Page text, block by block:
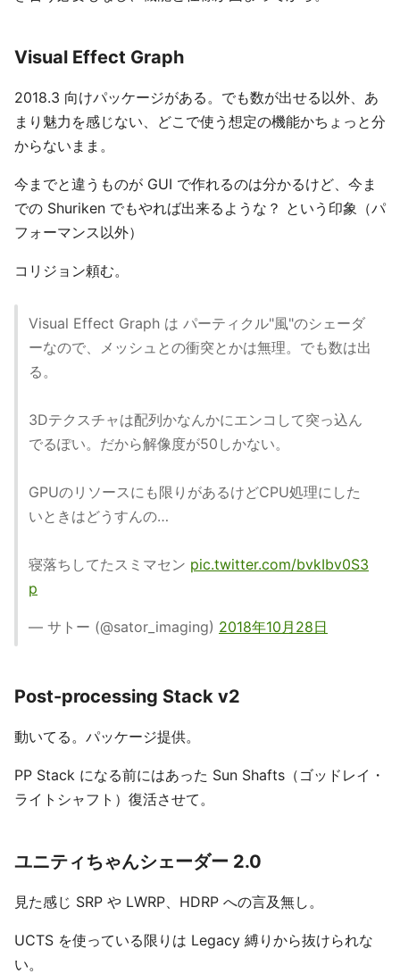
Visual Effect Graph
2018.3 向けパッケージがある。でも数が出せる以外、あ
まり魅力を感じない、どこで使う想定の機能かちょっと分
からないまま。
今までと違うものが GUI で作れるのは分かるけど、今ま
での Shuriken でもやれば出来るような？ という印象（パ
フォーマンス以外）
コリジョン頼む。
Visual Effect Graph は パーティクル"風"のシェーダ
ーなので、メッシュとの衝突とかは無理。でも数は出
る。
3Dテクスチャは配列かなんかにエンコして突っ込ん
でるぽい。だから解像度が50しかない。
GPUのリソースにも限りがあるけどCPU処理にした
いときはどうすんの…
寝落ちしてたスミマセン pic.twitter.com/bvkIbv0S3
p
— サトー (@sator_imaging) 2018年10月28日
Post-processing Stack v2
動いてる。パッケージ提供。
PP Stack になる前にはあった Sun Shafts（ゴッドレイ・
ライトシャフト）復活させて。
ユニティちゃんシェーダー 2.0
見た感じ SRP や LWRP、HDRP への言及無し。
UCTS を使っている限りは Legacy 縛りから抜けられな
い。